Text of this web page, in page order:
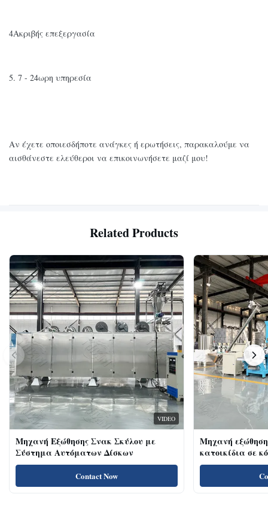
4Ακριβής επεξεργασία
5. 7 - 24ωρη υπηρεσία
Αν έχετε οποιεσδήποτε ανάγκες ή ερωτήσεις, παρακαλούμε να
αισθάνεστε ελεύθεροι να επικοινωνήσετε μαζί μου!
Related Products
VIDEO
Μηχανή Εξώθησης Σνακ Σκύλου με
Σύστημα Αυτόματων Δίσκων
Contact Now
Μηχανή
κατοικίδια σε
κοτόπουλου
για γάτες με
πρωτεΐνη,